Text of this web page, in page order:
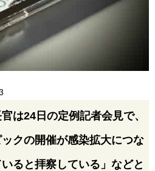
は24日の定例記者会見で、
クの開催が感染拡大につな
ると拝察している」などと